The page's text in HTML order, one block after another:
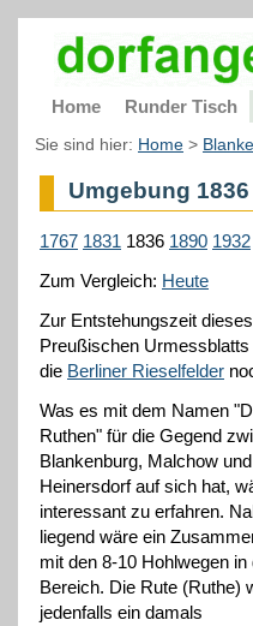
Home Runder Tisch
Sie sind hier: Home >
Umgebung 1836
1767 1831 1836 1890 1932
Zum Vergleich: Heute
Zur Entstehungszeit dieses
Preußischen Urmessblatts
die Berliner Rieselfelder
Was es mit dem Namen
Ruthen" für die Gegend
Blankenburg, Malchow und
Heinersdorf auf sich hat,
interessant zu erfahren.
liegend wäre ein
mit den 8-10 Hohlwegen in
Bereich. Die Rute (Ruthe)
jedenfalls ein damals